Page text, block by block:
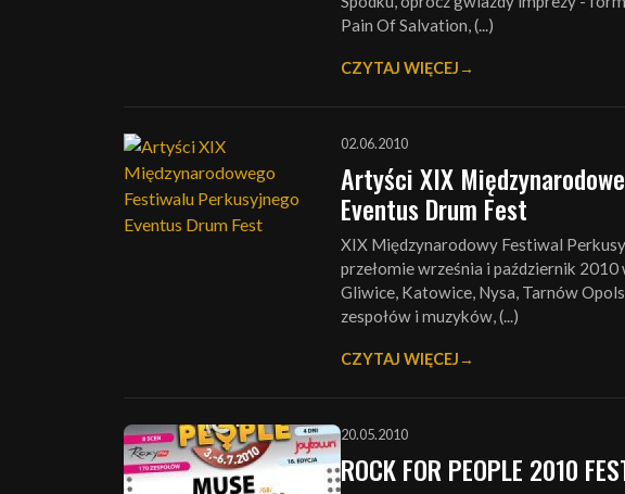
Pain Of Salvation, (...)
CZYTAJ WIĘCEJ
02.06.2010
Artyści XIX
Eventus Drum Fest
XIX Międzynarodowy Festiwal
przełomie września i październik
Gliwice, Katowice, Nysa, Tarnów
zespołów i muzyków, (...)
CZYTAJ WIĘCEJ
20.05.2010
ROCK FOR PEOPLE 2010